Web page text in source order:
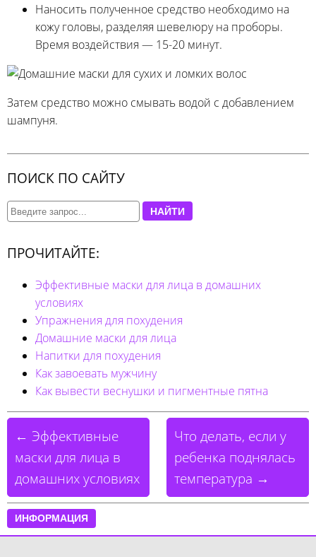
Наносить полученное средство необходимо на
кожу головы, разделяя шевелюру на проборы.
Время воздействия — 15-20 минут.
Затем средство можно смывать водой с добавлением
шампуня.
ПОИСК ПО САЙТУ
НАЙТИ
ПРОЧИТАЙТЕ:
Эффективные маски для лица в домашних
условиях
Упражнения для похудения
Домашние маски для лица
Напитки для похудения
Как завоевать мужчину
Как вывести веснушки и пигментные пятна
← Эффективные
маски для лица в
домашних условиях
Что делать, если у
ребенка поднялась
температура →
ИНФОРМАЦИЯ